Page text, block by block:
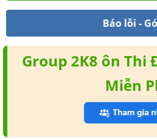
Báo lỗi -
Group 2K8 ôn Thi
Miễn